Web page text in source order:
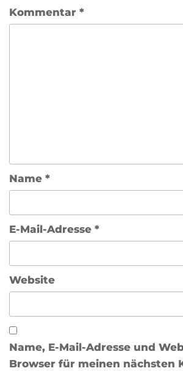
Kommentar *
Name *
E-Mail-Adresse *
Website
Name, E-Mail-Adresse und
Browser für meinen nächsten